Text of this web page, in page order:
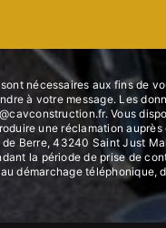
nécessaires aux fins de
à votre message. Les
Vous
une réclamation
Berre, 43240 Saint Just
la période de prise de
démarchage téléphonique,